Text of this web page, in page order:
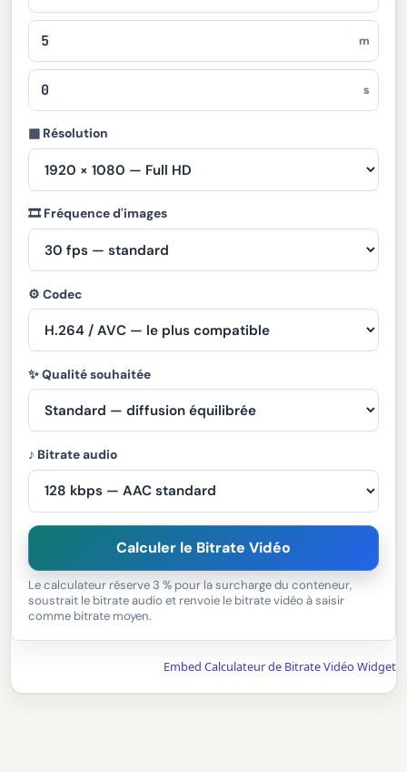
m
s
▦ Résolution
🎞 Fréquence d'images
⚙ Codec
✨ Qualité souhaitée
♪ Bitrate audio
Calculer le Bitrate Vidéo
Le calculateur réserve 3 % pour la surcharge du conteneur,
soustrait le bitrate audio et renvoie le bitrate vidéo à saisir
comme bitrate moyen.
Embed Calculateur de Bitrate Vidéo Widget